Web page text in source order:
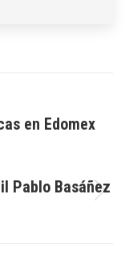
en Edomex
Pablo Basáñez